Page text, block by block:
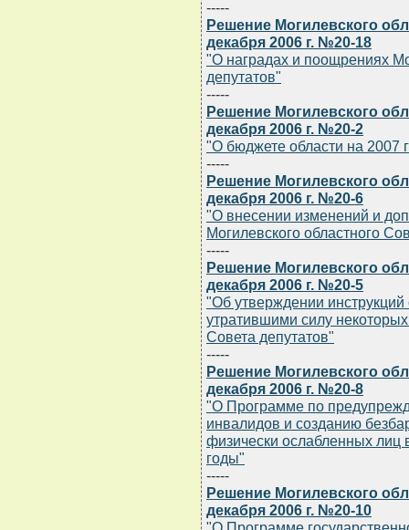
-----
Решение Могилевского
декабря 2006 г. №20-18
"О наградах и поощрениях
депутатов"
-----
Решение Могилевского
декабря 2006 г. №20-2
"О бюджете области на 2007
-----
Решение Могилевского
декабря 2006 г. №20-6
"О внесении изменений и
Могилевского областного
-----
Решение Могилевского
декабря 2006 г. №20-5
"Об утверждении
утратившими силу
Совета депутатов"
-----
Решение Могилевского
декабря 2006 г. №20-8
"О Программе по
инвалидов и созданию
физически ослабленных лиц
годы"
-----
Решение Могилевского
декабря 2006 г. №20-10